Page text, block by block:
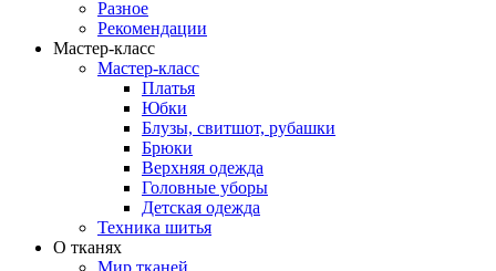
Разное
Рекомендации
Мастер-класс
Мастер-класс
Платья
Юбки
Блузы, свитшот, рубашки
Брюки
Верхняя одежда
Головные уборы
Детская одежда
Техника шитья
О тканях